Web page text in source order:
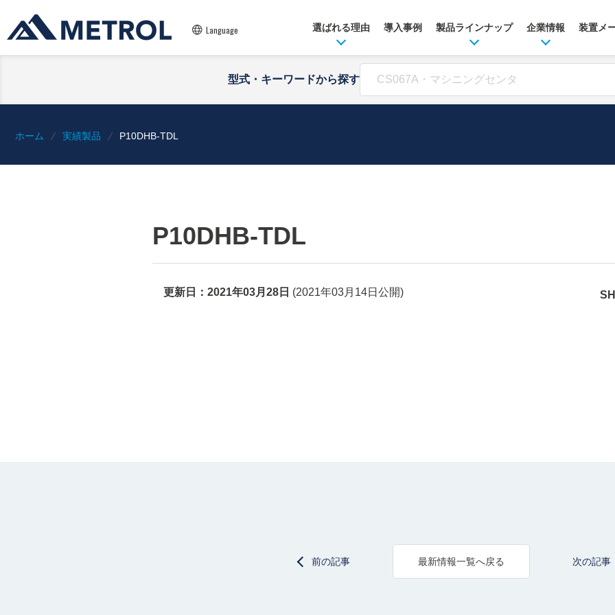
Language 選ばれる理由 導入事例 製品ラインナップ 企業情報 装置メ
型式・キーワードから探す
ホーム 実績製品 P10DHB-TDL
P10DHB-TDL
更新日： 2021年03月28日 (2021年03月14日 公開)
前の記事 最新情報一覧へ戻る 次の記事